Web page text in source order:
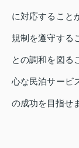
に対応すること
規制を遵守する
との調和を図る
心な民泊サービ
の成功を目指せ